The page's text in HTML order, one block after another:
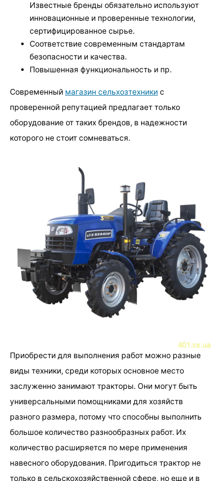
Известные бренды обязательно используют
инновационные и проверенные технологии,
сертифицированное сырье.
Соответствие современным стандартам
безопасности и качества.
Повышенная функциональность и пр.
Современный магазин сельхозтехники с
проверенной репутацией предлагает только
оборудование от таких брендов, в надежности
которого не стоит сомневаться.
Приобрести для выполнения работ можно разные
виды техники, среди которых основное место
заслуженно занимают тракторы. Они могут быть
универсальными помощниками для хозяйств
разного размера, потому что способны выполнить
большое количество разнообразных работ. Их
количество расширяется по мере применения
навесного оборудования. Пригодиться трактор не
только в сельскохозяйственной сфере, но еще и в